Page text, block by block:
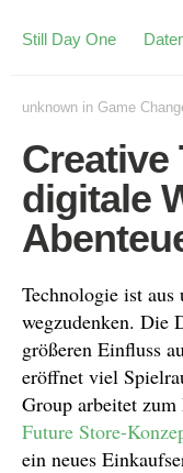
Still Day One
unknown in Game
Creative
digitale
Technologie ist
wegzudenken. Die
größeren Einfluss
eröffnet viel
Group arbeitet
Future Store-
ein neues